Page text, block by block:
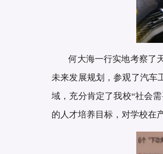
何大海一行实地考察了
未来发展规划，参观了汽车
域，充分肯定了我校“社会
的人才培养目标，对学校在